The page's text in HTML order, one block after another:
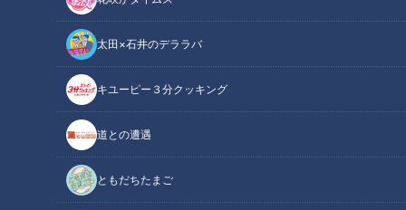
太田×石井のデララバ
キユーピー３分クッキング
道との遭遇
ともだちたまご